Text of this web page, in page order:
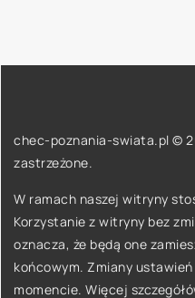
chec-poznania-swiata.pl ©
zastrzeżone.
W ramach naszej witryny
Korzystanie z witryny bez
oznacza, że będą one
końcowym. Zmiany
momencie. Więcej